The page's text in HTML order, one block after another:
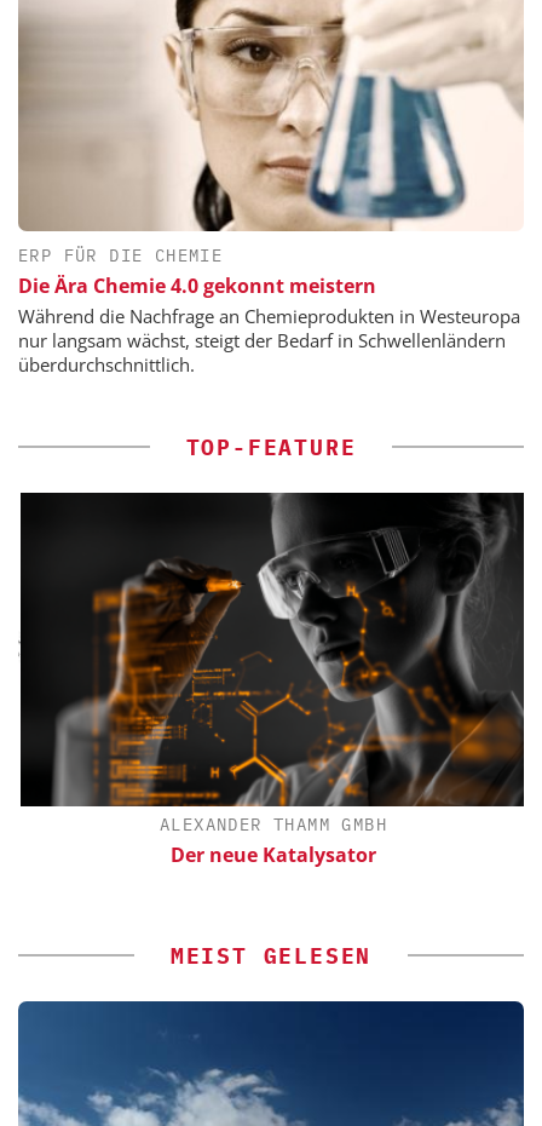
ERP FÜR DIE CHEMIE
Die Ära Chemie 4.0 gekonnt meistern
Während die Nachfrage an Chemieprodukten in Westeuropa
nur langsam wächst, steigt der Bedarf in Schwellenländern
überdurchschnittlich.
TOP-FEATURE
ALEXANDER THAMM GMBH
Der neue Katalysator
MEIST GELESEN